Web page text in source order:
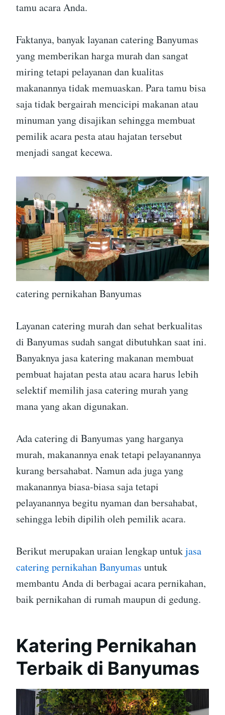
tamu acara Anda.
Faktanya, banyak layanan catering Banyumas
yang memberikan harga murah dan sangat
miring tetapi pelayanan dan kualitas
makanannya tidak memuaskan. Para tamu bisa
saja tidak bergairah mencicipi makanan atau
minuman yang disajikan sehingga membuat
pemilik acara pesta atau hajatan tersebut
menjadi sangat kecewa.
catering pernikahan Banyumas
Layanan catering murah dan sehat berkualitas
di Banyumas sudah sangat dibutuhkan saat ini.
Banyaknya jasa katering makanan membuat
pembuat hajatan pesta atau acara harus lebih
selektif memilih jasa catering murah yang
mana yang akan digunakan.
Ada catering di Banyumas yang harganya
murah, makanannya enak tetapi pelayanannya
kurang bersahabat. Namun ada juga yang
makanannya biasa-biasa saja tetapi
pelayanannya begitu nyaman dan bersahabat,
sehingga lebih dipilih oleh pemilik acara.
Berikut merupakan uraian lengkap untukjasa
catering pernikahan Banyumas untuk
membantu Anda di berbagai acara pernikahan,
baik pernikahan di rumah maupun di gedung.
Katering Pernikahan
Terbaik di Banyumas